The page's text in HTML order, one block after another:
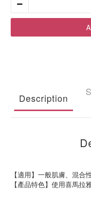
Description
【適用】一般肌膚、混合
【產品特色】使用喜馬拉